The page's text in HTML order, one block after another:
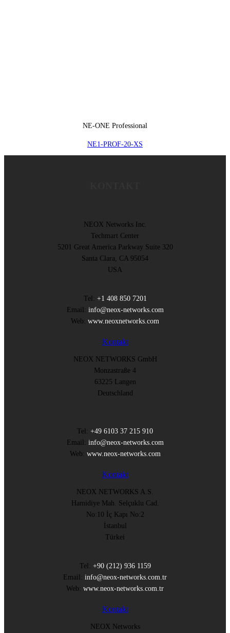
NE-ONE Professional
NE1-PROF-20-XS
NEOX Networks Inc.
Techmart Center
5201 Great America Parkway Suite 320
Santa Clara, CA 95054
USA
Tel: +1 408 850 7201
Email: info@neox-networks.com
Web: www.neoxnetworks.com
Kontakt
NEOX NETWORKS GmbH
Monzastraße 4
63225 Langen
Deutschland
Tel: +49 6103 37 215 910
Email: info@neox-networks.com
Web: www.neox-networks.com
Kontakt
NEOX NETWORKS A.S.
Hamidiye Mah. Selçuklu Cad.
No:10 İç Kapı No:2
İstanbul
Türkei
Tel: +90 (212) 936 1159
Email: info@neox-networks.com.tr
Web: www.neox-networks.com.tr
Kontakt
NEOX Networks